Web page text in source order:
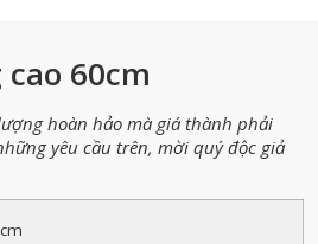
60cm
hoàn hảo mà giá thành phải
yêu cầu trên, mời quý độc giả